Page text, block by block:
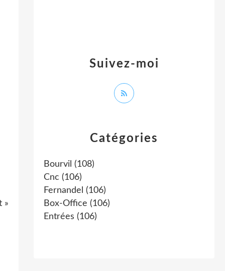
»
Catégories
Bourvil (108)
Cnc (106)
Fernandel (106)
Box-Office (106)
Entrées (106)
Suivez-moi